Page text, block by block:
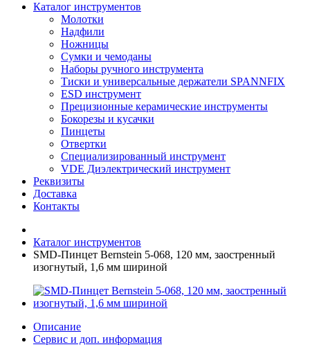
Каталог инструментов
Молотки
Надфили
Ножницы
Сумки и чемоданы
Наборы ручного инструмента
Тиски и универсальные держатели SPANNFIX
ESD инструмент
Прецизионные керамические инструменты
Бокорезы и кусачки
Пинцеты
Отвертки
Специализированный инструмент
VDE Диэлектрический инструмент
Реквизиты
Доставка
Контакты
Каталог инструментов
SMD-Пинцет Bernstein 5-068, 120 мм, заостренный
изогнутый, 1,6 мм шириной
Описание
Сервис и доп. информация